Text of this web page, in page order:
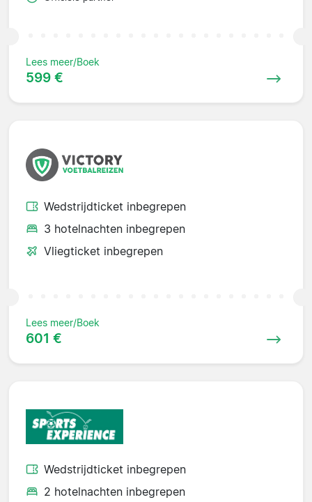
Lees meer/Boek
599 €
Wedstrijdticket inbegrepen
3 hotelnachten inbegrepen
Vliegticket inbegrepen
Lees meer/Boek
601 €
Wedstrijdticket inbegrepen
2 hotelnachten inbegrepen